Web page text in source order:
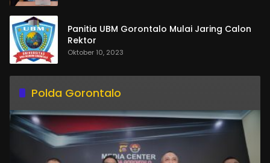
Panitia UBM Gorontalo Mulai Jaring Calon
Rektor
Oktober 10, 2023
Polda Gorontalo